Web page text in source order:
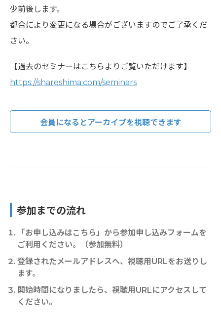
少前後します。
都合により変更になる場合がございますのでご了承くだ
さい。
【過去のセミナーはこちらよりご覧いただけます】
https://shareshima.com/seminars
会員になるとアーカイブを視聴できます
参加までの流れ
「お申し込みはこちら」から参加申し込みフォームを
ご利⽤ください。（参加無料）
登録されたメールアドレスへ、視聴用URLをお送りし
ます。
開始時間になりましたら、視聴用URLにアクセスして
ください。